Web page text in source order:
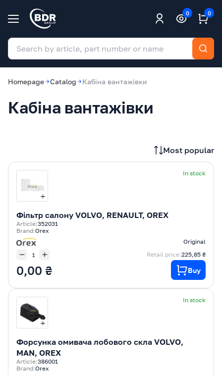
0 0
Homepage Catalog Кабіна вантажівки
Кабіна вантажівки
Most popular
In stock
Фільтр салону VOLVO, RENAULT, OREX
Article:352031
Brand:Orex
Original
Retail price:225,85 ₴
0,00 ₴ Buy
In stock
Форсунка омивача лобового скла VOLVO,
MAN, OREX
Article:386001
Brand:Orex